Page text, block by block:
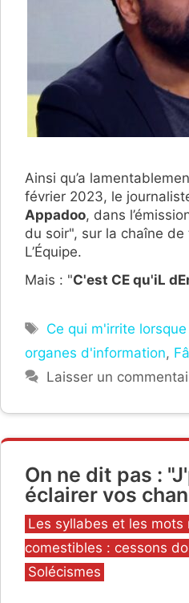
Ainsi qu’a
février 2023, le
Appadoo, dans
du soir", sur la chaîne
L’Équipe.
Mais : "C'est CE qu'iL
Étiquettes
Ce qui m'irrite
organes d'information,
Laisser un
On ne dit pas :
éclairer vos
Catégories
Les syllabes et les mots
comestibles : cessons
Solécismes